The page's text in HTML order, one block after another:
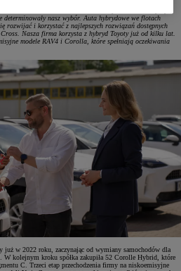
Stanicka tak skomentowała wybór modeli Toyoty:
determinowały nasz wybór. Auta hybrydowe we flotach
rozwijać i korzystać z najlepszych rozwiązań dostępnych
Nasza firma korzysta z hybryd Toyoty już od kilku lat.
modele RAV4 i Corolla, które spełniają oczekiwania
w 2022 roku, zaczynając od wymiany samochodów dla
W kolejnym kroku spółka zakupiła 52 Corolle Hybrid, które
C. Trzeci etap przechodzenia firmy na niskoemisyjne